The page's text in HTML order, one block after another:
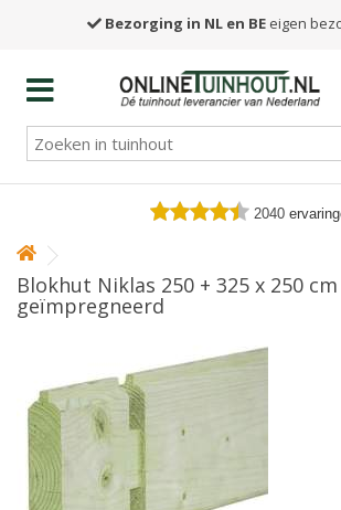
Bezorging in NL en BE eigen
2040
Blokhut Niklas 250 + 325 x 250
geïmpregneerd